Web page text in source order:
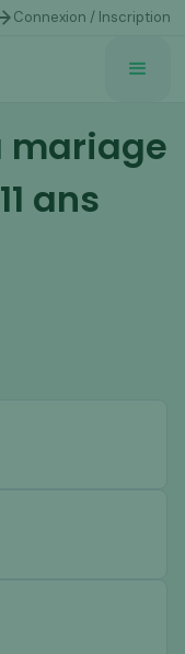
Connexion / Inscription
mariage
ans